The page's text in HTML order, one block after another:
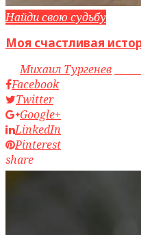
Найди свою судьбу
Моя счастливая
byМихаил Тургенев
Facebook
Twitter
Google+
LinkedIn
Pinterest
share